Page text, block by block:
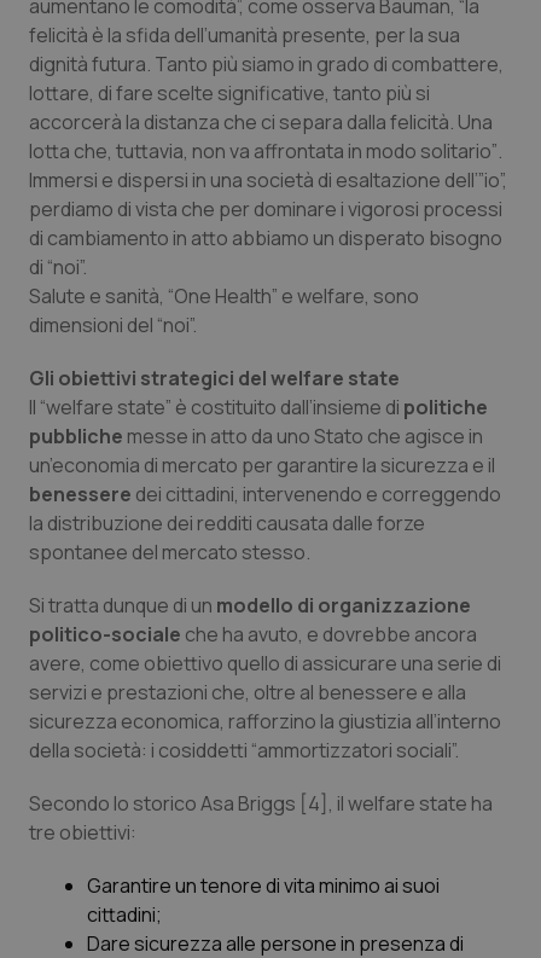
aumentano le comodità”, come osserva Bauman, “ la
felicità è la sfida dell’umanità presente, per la sua
dignità futura. Tanto più siamo in grado di combattere,
lottare, di fare scelte significative, tanto più si
accorcerà la distanza che ci separa dalla felicità. Una
lotta che, tuttavia, non va affrontata in modo solitario”.
Immersi e dispersi in una società di esaltazione dell’”io”,
perdiamo di vista che per dominare i vigorosi processi
di cambiamento in atto abbiamo un disperato bisogno
di “noi”.
Salute e sanità, “One Health” e welfare, sono
dimensioni del “noi”.
Gli obiettivi strategici del welfare state
Il “welfare state” è costituito dall’insieme di politiche
pubbliche messe in atto da uno Stato che agisce in
un’economia di mercato per garantire la sicurezza e il
benessere dei cittadini, intervenendo e correggendo
la distribuzione dei redditi causata dalle forze
spontanee del mercato stesso.
Si tratta dunque di un modello di organizzazione
politico-sociale che ha avuto, e dovrebbe ancora
avere, come obiettivo quello di assicurare una serie di
servizi e prestazioni che, oltre al benessere e alla
sicurezza economica, rafforzino la giustizia all’interno
della società: i cosiddetti “ammortizzatori sociali”.
Secondo lo storico Asa Briggs [4], il welfare state ha
tre obiettivi:
Garantire un tenore di vita minimo ai suoi
cittadini;
Dare sicurezza alle persone in presenza di